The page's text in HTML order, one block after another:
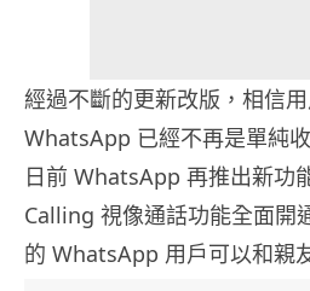
經過不斷的更新改版，相信
WhatsApp 已經不再是單純
日前 WhatsApp 再推出新功
Calling 視像通話功能全面開
的 WhatsApp 用戶可以和親